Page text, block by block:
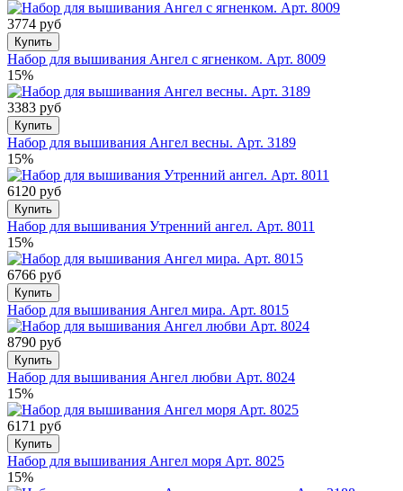
3774 руб
Купить
Набор для вышивания Ангел с ягненком. Арт. 8009
15%
3383 руб
Купить
Набор для вышивания Ангел весны. Арт. 3189
15%
6120 руб
Купить
Набор для вышивания Утренний ангел. Арт. 8011
15%
6766 руб
Купить
Набор для вышивания Ангел мира. Арт. 8015
8790 руб
Купить
Набор для вышивания Ангел любви Арт. 8024
15%
6171 руб
Купить
Набор для вышивания Ангел моря Арт. 8025
15%